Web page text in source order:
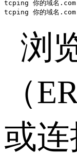
tcping 你的域名.com
tcping 你的域名.com
浏
（
或